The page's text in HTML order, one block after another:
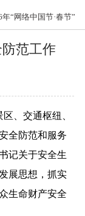
年“网络中国节·春节”
范工作
、交通枢纽、
全防范和服务
记关于安全生
展思想，抓实
生命财产安全